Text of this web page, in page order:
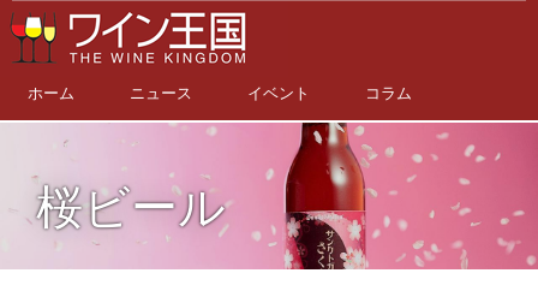
ホーム ニュース イベント コラム
桜ビール